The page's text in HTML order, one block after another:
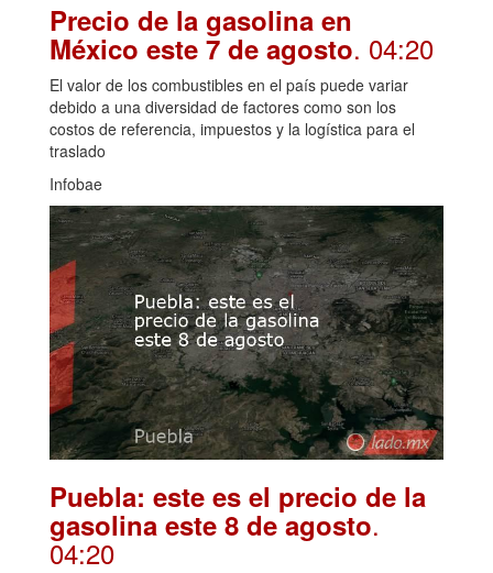
Precio de la gasolina en
México este 7 de agosto. 04:20
El valor de los combustibles en el país puede variar
debido a una diversidad de factores como son los
costos de referencia, impuestos y la logística para el
traslado
Infobae
Puebla: este es el precio de la
gasolina este 8 de agosto.
04:20